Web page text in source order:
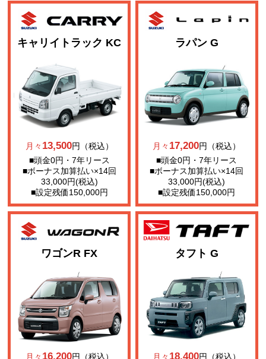
キャリイトラック KC
月々 13,500円（税込）
■頭金0円・7年リース
■ボーナス加算払い×14回
33,000円(税込)
■設定残価150,000円
ラパン G
月々 17,200円（税込）
■頭金0円・7年リース
■ボーナス加算払い×14回
33,000円(税込)
■設定残価150,000円
ワゴンR FX
月々 16,200円（税込）
タフト G
月々 18,400円（税込）